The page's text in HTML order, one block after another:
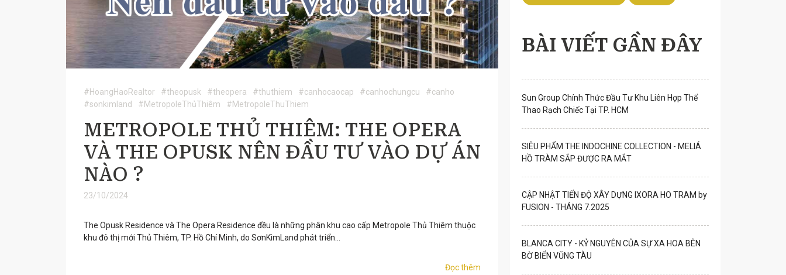
#HoangHaoRealtor #theopusk #theopera #thuthiem #canhocaocap #canhochungcu
#canho
#sonkimland
#MetropoleThủThiêm #MetropoleThuThiem
METROPOLE THỦ THIÊM: THE OPERA
VÀ THE OPUSK NÊN ĐẦU TƯ VÀO DỰ ÁN
NÀO ?
23/10/2024
The Opusk Residence và The Opera Residence đều là những phân khu cao cấp Metropole Thủ Thiêm thuộc
khu đô thị mới Thủ Thiêm, TP. Hồ Chí Minh, do SơnKimLand phát triển...
Đọc thêm
BÀI VIẾT GẦN ĐÂY
Sun Group Chính Thức Đầu Tư Khu Liên Hợp Thể
Thao Rạch Chiếc Tại TP. HCM
SIÊU PHẨM THE INDOCHINE COLLECTION - MELIÁ
HỒ TRÀM SẮP ĐƯỢC RA MẮT
CẬP NHẬT TIẾN ĐỘ XÂY DỰNG IXORA HO TRAM by
FUSION - THÁNG 7.2025
BLANCA CITY - KỶ NGUYÊN CỦA SỰ XA HOA BÊN
BỜ BIỂN VŨNG TÀU